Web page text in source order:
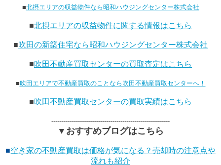
■北摂エリアの収益物件なら昭和ハウジングセンター株式会社
■北摂エリアの収益物件に関する情報はこちら
■吹田の新築住宅なら昭和ハウジングセンター株式会社
■吹田不動産買取センターの買取査定はこちら
■吹田エリアで不動産買取のことなら吹田不動産買取センターへ！
■吹田不動産買取センターの買取実績はこちら
------------------------------------------------------------
▼おすすめブログはこちら
■空き家の不動産買取は価格が気になる？売却時の注意点や
流れも紹介